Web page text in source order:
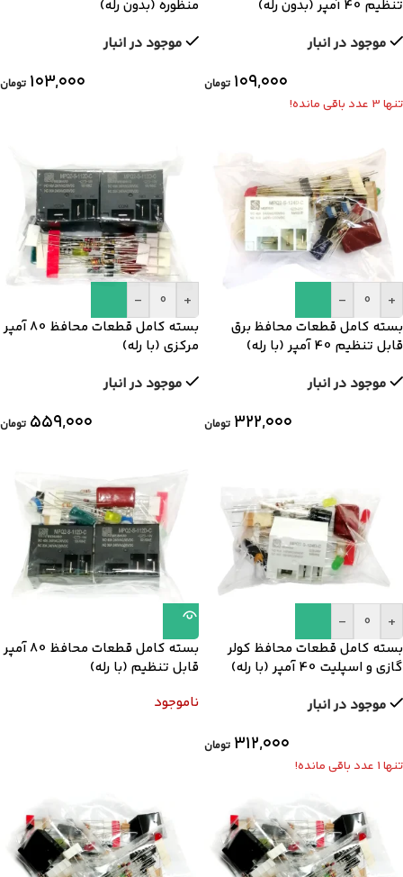
تنظیم 40 آمپر (بدون رله)
موجود در انبار
۱۰۹,۰۰۰ تومان
تنها 3 عدد باقی مانده!
منظوره (بدون رله)
موجود در انبار
۱۰۳,۰۰۰ تومان
-
+
بسته کامل قطعات محافظ برق
قابل تنظیم 40 آمپر (با رله)
موجود در انبار
۳۲۲,۰۰۰ تومان
-
+
بسته کامل قطعات محافظ 80 آمپر
مرکزی (با رله)
موجود در انبار
۵۵۹,۰۰۰ تومان
-
+
بسته کامل قطعات محافظ کولر
گازی و اسپلیت 40 آمپر (با رله)
موجود در انبار
۳۱۲,۰۰۰ تومان
تنها 1 عدد باقی مانده!
بسته کامل قطعات محافظ 80 آمپر
قابل تنظیم (با رله)
ناموجود